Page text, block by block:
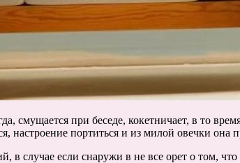
смущается при беседе, кокетничает, в то
настроение портиться и из милой овечки она
в случае если снаружи в не все орет о том,